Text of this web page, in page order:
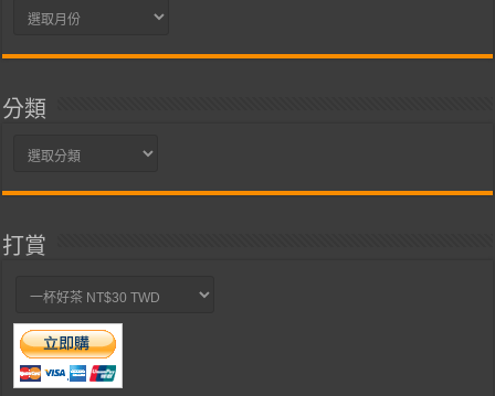
彙
分類
分
打賞